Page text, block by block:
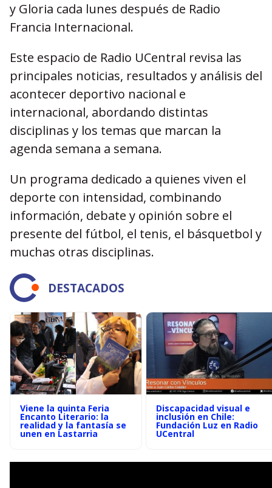
y Gloria cada lunes después de Radio
Francia Internacional.
Este espacio de Radio UCentral revisa las
principales noticias, resultados y análisis del
acontecer deportivo nacional e
internacional, abordando distintas
disciplinas y los temas que marcan la
agenda semana a semana.
Un programa dedicado a quienes viven el
deporte con intensidad, combinando
información, debate y opinión sobre el
presente del fútbol, el tenis, el básquetbol y
muchas otras disciplinas.
DESTACADOS
Viene la quinta Feria
Encanto Literario: la
realidad y la fantasía se
unen en Lastarria
Discapacidad visual e
inclusión en Chile:
Fundación Luz en Radio
UCentral